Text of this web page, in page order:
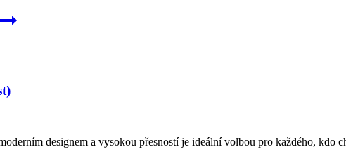
designem a vysokou přesností je ideální volbou pro každého, kdo